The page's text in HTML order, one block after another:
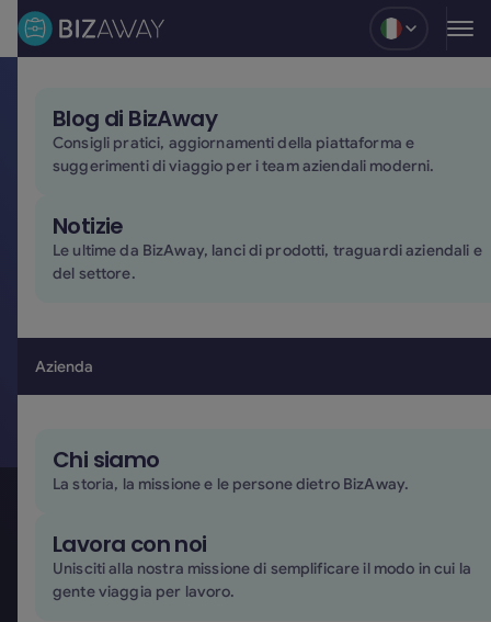
Blog
Blog di BizAway
Consigli pratici, aggiornamenti della piattaforma e
suggerimenti di viaggio per i team aziendali moderni.
Notizie
Le ultime da BizAway, lanci di prodotti, traguardi aziendali e
del settore.
Azienda
Chi siamo
La storia, la missione e le persone dietro BizAway.
Lavora con noi
Unisciti alla nostra missione di semplificare il modo in cui la
gente viaggia per lavoro.
Il tuo partner di
lavoro ti porti
Gestisci i viaggi di lavoro da un'unica piattaforma che
ne hai bisogno.
Richiedi una demo